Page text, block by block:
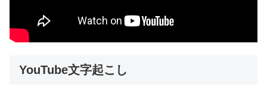
YouTube文字起こし